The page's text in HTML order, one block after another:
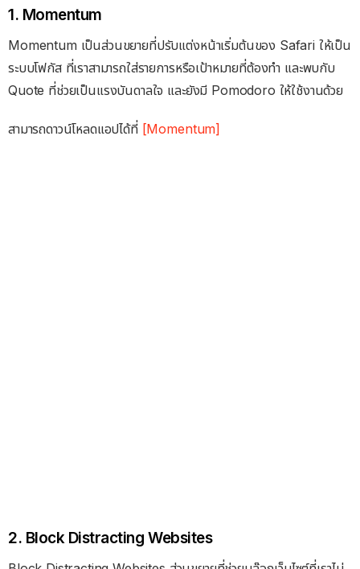
1. Momentum
Momentum เป็นส่วนขยายที่ปรับแต่งหน้าเริ่มต้นของ Safari ให้เป็น
ระบบโฟกัส ที่เราสามารถใส่รายการหรือเป้าหมายที่ต้องทำ และพบกับ
Quote ที่ช่วยเป็นแรงบันดาลใจ และยังมี Pomodoro ให้ใช้งานด้วย
สามารถดาวน์โหลดแอปได้ที่ [Momentum]
2. Block Distracting Websites